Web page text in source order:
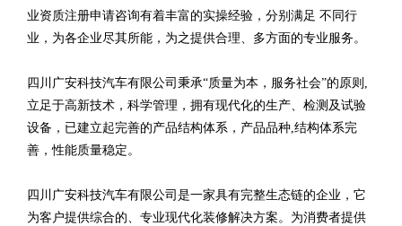
业资质注册申请咨询有着丰富的实操经验，分别满足 不同行
业，为各企业尽其所能，为之提供合理、多方面的专业服务。
四川广安科技汽车有限公司秉承“质量为本，服务社会”的原则,
立足于高新技术，科学管理，拥有现代化的生产、检测及试验
设备，已建立起完善的产品结构体系，产品品种,结构体系完
善，性能质量稳定。
四川广安科技汽车有限公司是一家具有完整生态链的企业，它
为客户提供综合的、专业现代化装修解决方案。为消费者提供